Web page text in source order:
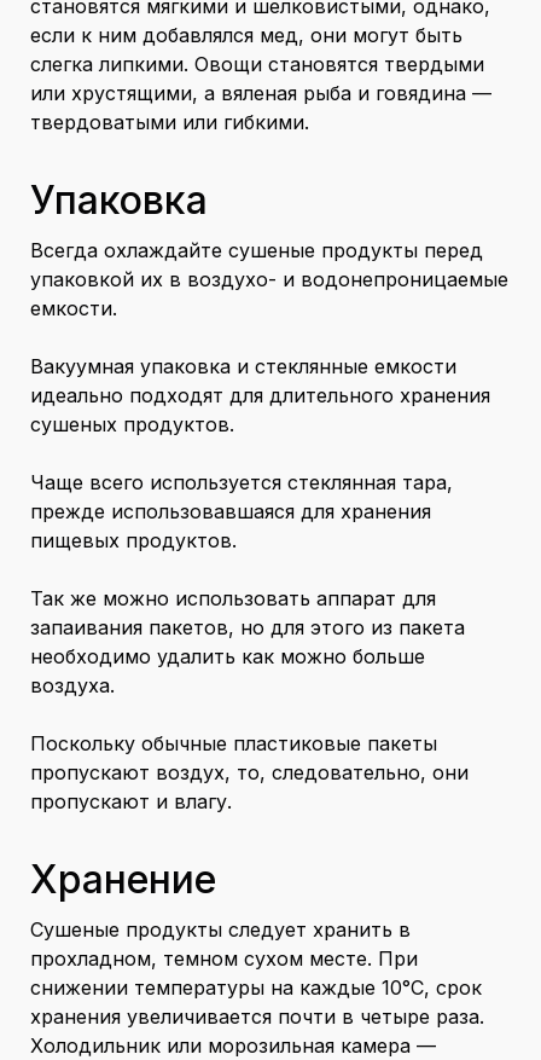
становятся мягкими и шелковистыми, однако,
если к ним добавлялся мед, они могут быть
слегка липкими. Овощи становятся твердыми
или хрустящими, а вяленая рыба и говядина —
твердоватыми или гибкими.
Упаковка
Всегда охлаждайте сушеные продукты перед
упаковкой их в воздухо- и водонепроницаемые
емкости.
Вакуумная упаковка и стеклянные емкости
идеально подходят для длительного хранения
сушеных продуктов.
Чаще всего используется стеклянная тара,
прежде использовавшаяся для хранения
пищевых продуктов.
Так же можно использовать аппарат для
запаивания пакетов, но для этого из пакета
необходимо удалить как можно больше
воздуха.
Поскольку обычные пластиковые пакеты
пропускают воздух, то, следовательно, они
пропускают и влагу.
Хранение
Сушеные продукты следует хранить в
прохладном, темном сухом месте. При
снижении температуры на каждые 10°С, срок
хранения увеличивается почти в четыре раза.
Холодильник или морозильная камера —